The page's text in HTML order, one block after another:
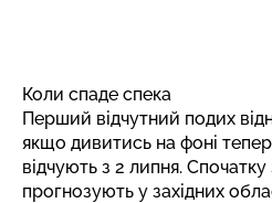
Коли спаде спека
Перший відчутний подих
якщо дивитись на фоні
відчують з 2 липня.
прогнозують у західних